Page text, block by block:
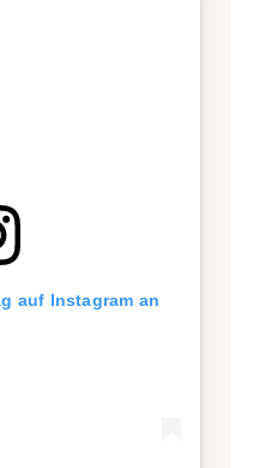
auf Instagram an